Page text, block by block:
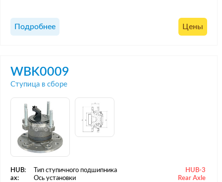
Подробнее Цены
WBK0009
Ступица в сборе
HUB: Тип ступичного подшипника
HUB-3
ax:
Ось установки
Rear Axle